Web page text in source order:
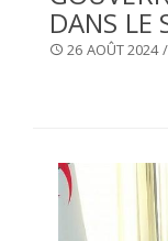
SÉLECTIONNEZ
DANS LE
26 AOÛT 2024 /